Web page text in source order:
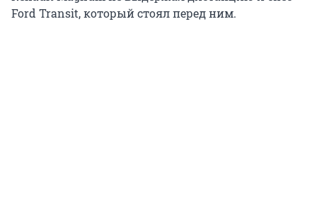
Ford Transit, который стоял перед ним.